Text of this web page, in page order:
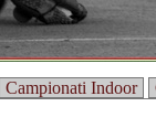
Campionati Indoor